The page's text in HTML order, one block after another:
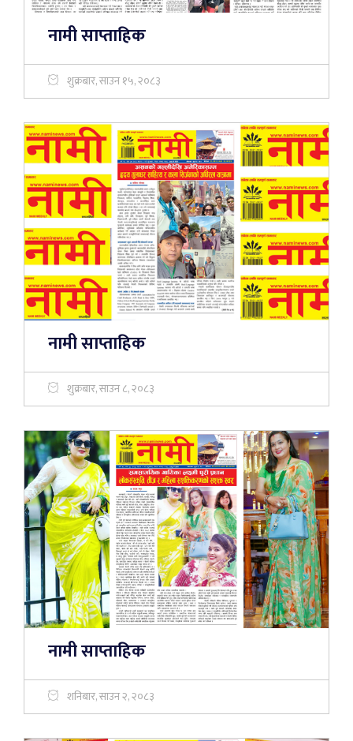
नामी साप्ताहिक
शुक्रबार, साउन १५, २०८३
नामी साप्ताहिक
शुक्रबार, साउन ८, २०८३
नामी साप्ताहिक
शनिबार, साउन २, २०८३